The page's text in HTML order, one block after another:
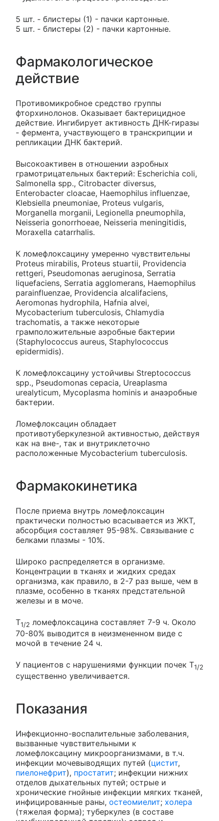
5 шт. - блистеры (1) - пачки картонные.
5 шт. - блистеры (2) - пачки картонные.
Фармакологическое
действие
Противомикробное средство группы
фторхинолонов. Оказывает бактерицидное
действие. Ингибирует активность ДНК-гиразы
- фермента, участвующего в транскрипции и
репликации ДНК бактерий.
Высокоактивен в отношении аэробных
грамотрицательных бактерий: Escherichia coli,
Salmonella spp., Citrobacter diversus,
Enterobacter cloacae, Haemophilus influenzae,
Klebsiella pneumoniae, Proteus vulgaris,
Morganella morganii, Legionella pneumophila,
Neisseria gonorrhoeae, Neisseria meningitidis,
Moraxella catarrhalis.
К ломефлоксацину умеренно чувствительны
Proteus mirabilis, Proteus stuartii, Providencia
rettgeri, Pseudomonas aeruginosa, Serratia
liquefaciens, Serratia agglomerans, Haemophilus
parainfluenzae, Providencia alcalifaciens,
Aeromonas hydrophila, Hafnia alvei,
Mycobacterium tuberculosis, Chlamydia
trachomatis, а также некоторые
грамположительные аэробные бактерии
(Staphylococcus aureus, Staphylococcus
epidermidis).
К ломефлоксацину устойчивы Streptococcus
spp., Pseudomonas cepacia, Ureaplasma
urealyticum, Mycoplasma hominis и анаэробные
бактерии.
Ломефлоксацин обладает
противотуберкулезной активностью, действуя
как на вне-, так и внутриклеточно
расположенные Mycobacterium tuberculosis.
Фармакокинетика
После приема внутрь ломефлоксацин
практически полностью всасывается из ЖКТ,
абсорбция составляет 95-98%. Связывание с
белками плазмы - 10%.
Широко распределяется в организме.
Концентрации в тканях и жидких средах
организма, как правило, в 2-7 раз выше, чем в
плазме, особенно в тканях предстательной
железы и в моче.
T1/2 ломефлоксацина составляет 7-9 ч. Около
70-80% выводится в неизмененном виде с
мочой в течение 24 ч.
У пациентов с нарушениями функции почек T1/2
существенно увеличивается.
Показания
Инфекционно-воспалительные заболевания,
вызванные чувствительными к
ломефлоксацину микроорганизмами, в т.ч.
инфекции мочевыводящих путей (цистит,
пиелонефрит), простатит; инфекции нижних
отделов дыхательных путей; острые и
хронические гнойные инфекции мягких тканей,
инфицированные раны, остеомиелит; холера
(тяжелая форма); туберкулез (в составе